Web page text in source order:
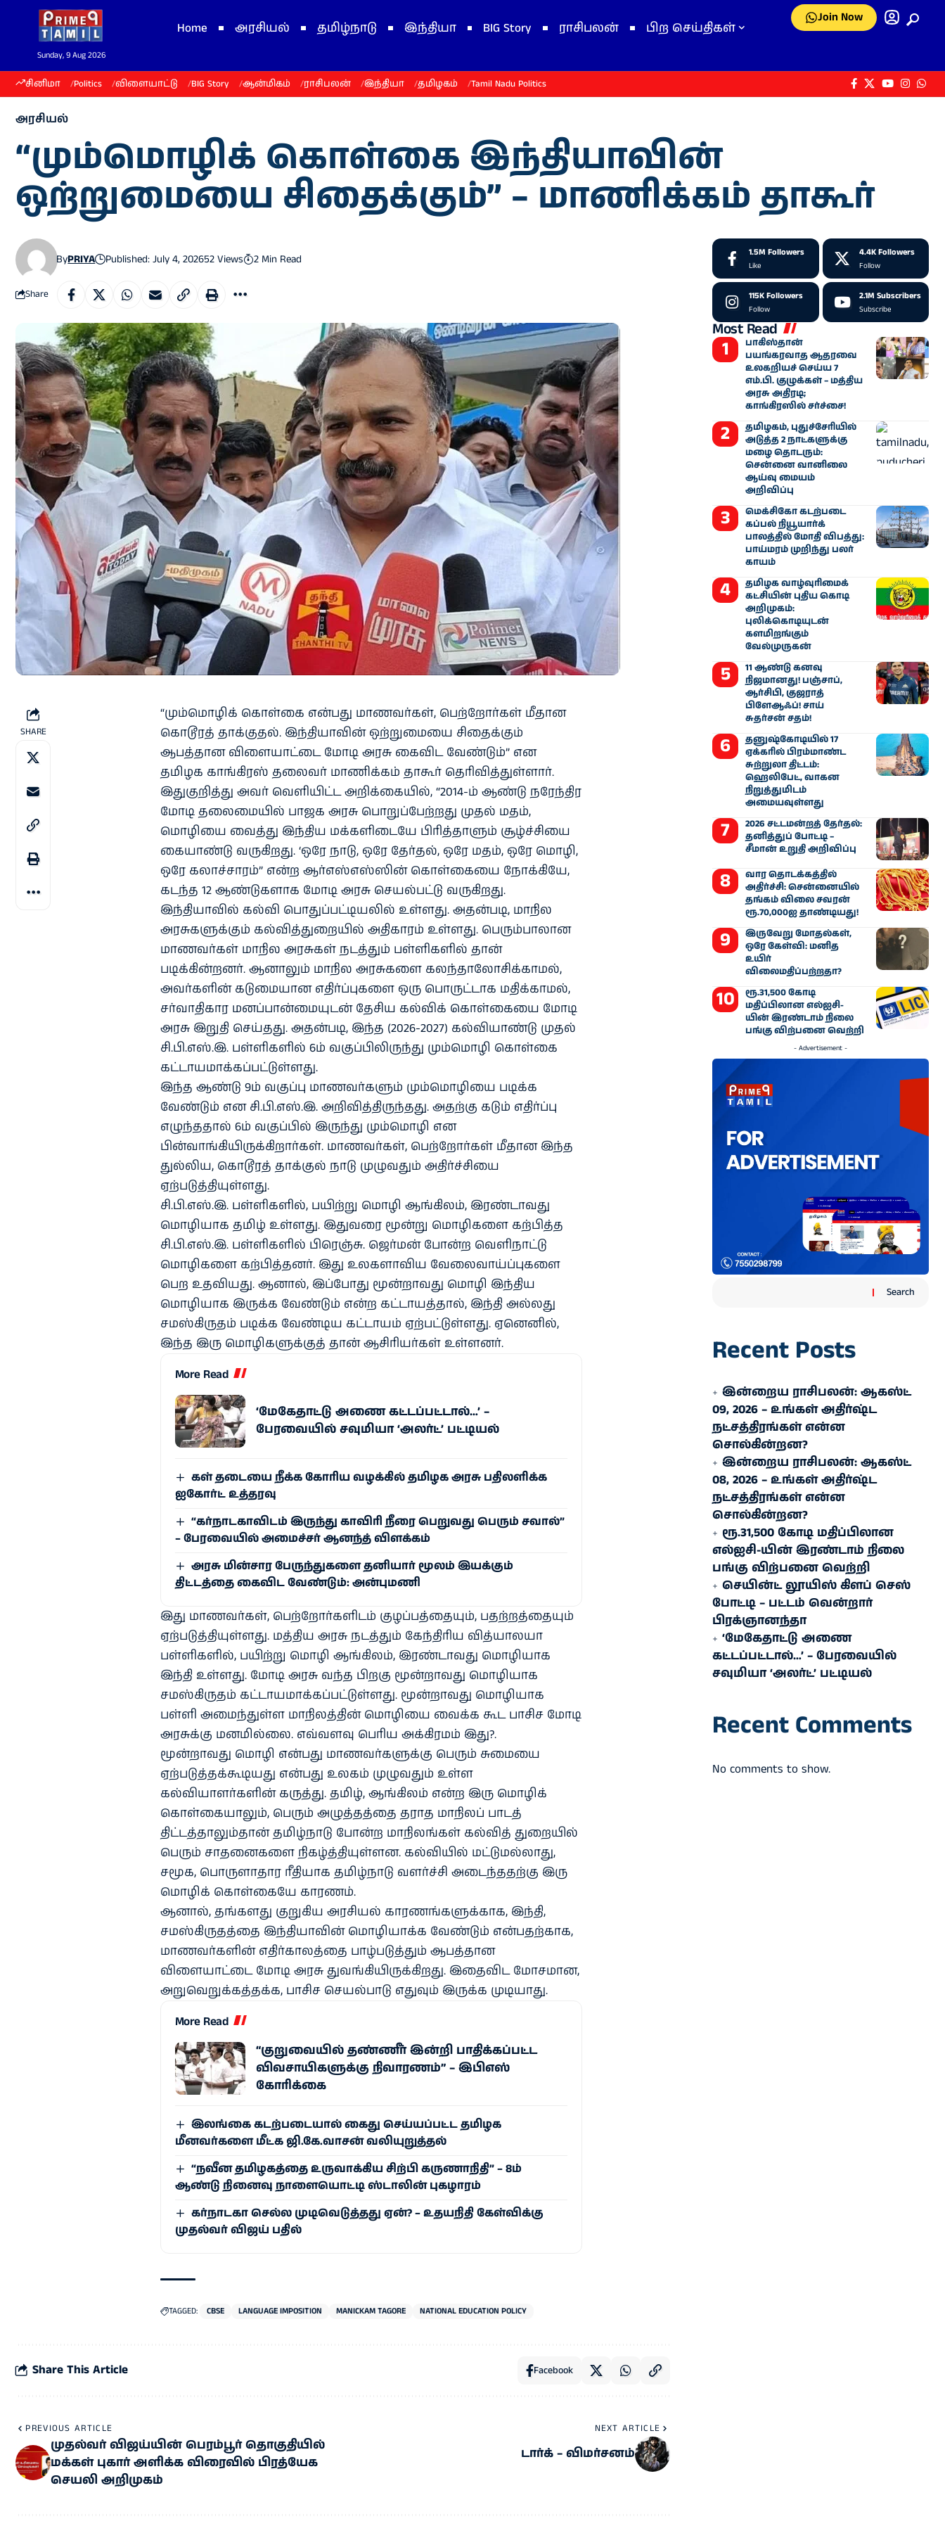
Sunday, 9 Aug 2026
Home அரசியல் தமிழ்நாடு இந்தியா BIG Story ராசிபலன் பிற செய்திகள்
Join Now
சினிமா Politics விளையாட்டு BIG Story ஆன்மிகம் ராசிபலன் இந்தியா தமிழகம் Tamil Nadu Politics
அரசியல்
“மும்மொழிக் கொள்கை இந்தியாவின்
ஒற்றுமையை சிதைக்கும்” – மாணிக்கம் தாகூர்
ByPRIYA Published: July 4, 202652 Views 2 Min Read
Share
SHARE
“மும்மொழிக் கொள்கை என்பது மாணவர்கள், பெற்றோர்கள் மீதான
கொடூரத் தாக்குதல். இந்தியாவின் ஒற்றுமையை சிதைக்கும்
ஆபத்தான விளையாட்டை மோடி அரசு கைவிட வேண்டும்” என
தமிழக காங்கிரஸ் தலைவர் மாணிக்கம் தாகூர் தெரிவித்துள்ளார்.
இதுகுறித்து அவர் வெளியிட்ட அறிக்கையில், “2014-ம் ஆண்டு நரேந்திர
மோடி தலைமையில் பாஜக அரசு பொறுப்பேற்றது முதல் மதம்,
மொழியை வைத்து இந்திய மக்களிடையே பிரித்தாளும் சூழ்ச்சியை
கையாண்டு வருகிறது. ‘ஒரே நாடு, ஒரே தேர்தல், ஒரே மதம், ஒரே மொழி,
ஒரே கலாச்சாரம்” என்ற ஆர்எஸ்எஸ்ஸின் கொள்கையை நோக்கியே,
கடந்த 12 ஆண்டுகளாக மோடி அரசு செயல்பட்டு வருகிறது.
இந்தியாவில் கல்வி பொதுப்பட்டியலில் உள்ளது. அதன்படி, மாநில
அரசுகளுக்கும் கல்வித்துறையில் அதிகாரம் உள்ளது. பெரும்பாலான
மாணவர்கள் மாநில அரசுகள் நடத்தும் பள்ளிகளில் தான்
படிக்கின்றனர். ஆனாலும் மாநில அரசுகளை கலந்தாலோசிக்காமல்,
அவர்களின் கடுமையான எதிர்ப்புகளை ஒரு பொருட்டாக மதிக்காமல்,
சர்வாதிகார மனப்பான்மையுடன் தேசிய கல்விக் கொள்கையை மோடி
அரசு இறுதி செய்தது. அதன்படி, இந்த (2026-2027) கல்வியாண்டு முதல்
சி.பி.எஸ்.இ. பள்ளிகளில் 6ம் வகுப்பிலிருந்து மும்மொழி கொள்கை
கட்டாயமாக்கப்பட்டுள்ளது.
இந்த ஆண்டு 9ம் வகுப்பு மாணவர்களும் மும்மொழியை படிக்க
வேண்டும் என சி.பி.எஸ்.இ. அறிவித்திருந்தது. அதற்கு கடும் எதிர்ப்பு
எழுந்ததால் 6ம் வகுப்பில் இருந்து மும்மொழி என
பின்வாங்கியிருக்கிறார்கள். மாணவர்கள், பெற்றோர்கள் மீதான இந்த
துல்லிய, கொடூரத் தாக்குல் நாடு முழுவதும் அதிர்ச்சியை
ஏற்படுத்தியுள்ளது.
சி.பி.எஸ்.இ. பள்ளிகளில், பயிற்று மொழி ஆங்கிலம், இரண்டாவது
மொழியாக தமிழ் உள்ளது. இதுவரை மூன்று மொழிகளை கற்பித்த
சி.பி.எஸ்.இ. பள்ளிகளில் பிரெஞ்சு. ஜெர்மன் போன்ற வெளிநாட்டு
மொழிகளை கற்பித்தனர். இது உலகளாவிய வேலைவாய்ப்புகளை
பெற உதவியது. ஆனால், இப்போது மூன்றாவது மொழி இந்திய
மொழியாக இருக்க வேண்டும் என்ற கட்டாயத்தால், இந்தி அல்லது
சமஸ்கிருதம் படிக்க வேண்டிய கட்டாயம் ஏற்பட்டுள்ளது. ஏனெனில்,
இந்த இரு மொழிகளுக்குத் தான் ஆசிரியர்கள் உள்ளனர்.
More Read
‘மேகேதாட்டு அணை கட்டப்பட்டால்…’ –
பேரவையில் சவுமியா ‘அலர்ட்’ பட்டியல்
கள் தடையை நீக்க கோரிய வழக்கில் தமிழக அரசு பதிலளிக்க
ஐகோர்ட் உத்தரவு
“கர்நாடகாவிடம் இருந்து காவிரி நீரை பெறுவது பெரும் சவால்”
– பேரவையில் அமைச்சர் ஆனந்த் விளக்கம்
அரசு மின்சார பேருந்துகளை தனியார் மூலம் இயக்கும்
திட்டத்தை கைவிட வேண்டும்: அன்புமணி
இது மாணவர்கள், பெற்றோர்களிடம் குழப்பத்தையும், பதற்றத்தையும்
ஏற்படுத்தியுள்ளது. மத்திய அரசு நடத்தும் கேந்திரிய வித்யாலயா
பள்ளிகளில், பயிற்று மொழி ஆங்கிலம், இரண்டாவது மொழியாக
இந்தி உள்ளது. மோடி அரசு வந்த பிறகு மூன்றாவது மொழியாக
சமஸ்கிருதம் கட்டாயமாக்கப்பட்டுள்ளது. மூன்றாவது மொழியாக
பள்ளி அமைந்துள்ள மாநிலத்தின் மொழியை வைக்க கூட பாசிச மோடி
அரசுக்கு மனமில்லை. எவ்வளவு பெரிய அக்கிரமம் இது?.
மூன்றாவது மொழி என்பது மாணவர்களுக்கு பெரும் சுமையை
ஏற்படுத்தக்கூடியது என்பது உலகம் முழுவதும் உள்ள
கல்வியாளர்களின் கருத்து. தமிழ், ஆங்கிலம் என்ற இரு மொழிக்
கொள்கையாலும், பெரும் அழுத்தத்தை தராத மாநிலப் பாடத்
திட்டத்தாலும்தான் தமிழ்நாடு போன்ற மாநிலங்கள் கல்வித் துறையில்
பெரும் சாதனைகளை நிகழ்த்தியுள்ளன. கல்வியில் மட்டுமல்லாது,
சமூக, பொருளாதார ரீதியாக தமிழ்நாடு வளர்ச்சி அடைந்ததற்கு இரு
மொழிக் கொள்கையே காரணம்.
ஆனால், தங்களது குறுகிய அரசியல் காரணங்களுக்காக, இந்தி,
சமஸ்கிருதத்தை இந்தியாவின் மொழியாக்க வேண்டும் என்பதற்காக,
மாணவர்களின் எதிர்காலத்தை பாழ்படுத்தும் ஆபத்தான
விளையாட்டை மோடி அரசு துவங்கியிருக்கிறது. இதைவிட மோசமான,
அறுவெறுக்கத்தக்க, பாசிச செயல்பாடு எதுவும் இருக்க முடியாது.
More Read
“குறுவையில் தண்ணீர் இன்றி பாதிக்கப்பட்ட
விவசாயிகளுக்கு நிவாரணம்” – இபிஎஸ்
கோரிக்கை
இலங்கை கடற்படையால் கைது செய்யப்பட்ட தமிழக
மீனவர்களை மீட்க ஜி.கே.வாசன் வலியுறுத்தல்
“நவீன தமிழகத்தை உருவாக்கிய சிற்பி கருணாநிதி” – 8ம்
ஆண்டு நினைவு நாளையொட்டி ஸ்டாலின் புகழாரம்
கர்நாடகா செல்ல முடிவெடுத்தது ஏன்? – உதயநிதி கேள்விக்கு
முதல்வர் விஜய் பதில்
TAGGED: CBSE LANGUAGE IMPOSITION MANICKAM TAGORE NATIONAL EDUCATION POLICY
Share This Article Facebook
PREVIOUS ARTICLE
முதல்வர் விஜய்யின் பெரம்பூர் தொகுதியில்
மக்கள் புகார் அளிக்க விரைவில் பிரத்யேக
செயலி அறிமுகம்
NEXT ARTICLE
டார்க் – விமர்சனம்
1.5M Followers
Like
4.4K Followers
Follow
115K Followers
Follow
2.1M Subscribers
Subscribe
Most Read
பாகிஸ்தான்
பயங்கரவாத ஆதரவை
உலகறியச் செய்ய 7
எம்.பி. குழுக்கள் – மத்திய
அரசு அதிரடி;
காங்கிரஸில் சர்ச்சை!
தமிழகம், புதுச்சேரியில்
அடுத்த 2 நாட்களுக்கு
மழை தொடரும்:
சென்னை வானிலை
ஆய்வு மையம்
அறிவிப்பு
மெக்சிகோ கடற்படை
கப்பல் நியூயார்க்
பாலத்தில் மோதி விபத்து:
பாய்மரம் முறிந்து பலர்
காயம்
தமிழக வாழ்வுரிமைக்
கட்சியின் புதிய கொடி
அறிமுகம்:
புலிக்கொடியுடன்
களமிறங்கும்
வேல்முருகன்
11 ஆண்டு கனவு
நிஜமானது! பஞ்சாப்,
ஆர்சிபி, குஜராத்
பிளேஆஃப்! சாய்
சுதர்சன் சதம்!
தனுஷ்கோடியில் 17
ஏக்கரில் பிரம்மாண்ட
சுற்றுலா திட்டம்:
ஹெலிபேட், வாகன
நிறுத்துமிடம்
அமையவுள்ளது
2026 சட்டமன்றத் தேர்தல்:
தனித்துப் போட்டி –
சீமான் உறுதி அறிவிப்பு
வார தொடக்கத்தில்
அதிர்ச்சி: சென்னையில்
தங்கம் விலை சவரன்
ரூ.70,000ஐ தாண்டியது!
இருவேறு மோதல்கள்,
ஒரே கேள்வி: மனித
உயிர்
விலைமதிப்பற்றதா?
ரூ.31,500 கோடி
மதிப்பிலான எல்ஐசி-​
யின் இரண்​டாம் நிலை
பங்கு விற்பனை வெற்றி
- Advertisement -
Search
Recent Posts
இன்றைய ராசிபலன்: ஆகஸ்ட்
09, 2026 – உங்கள் அதிர்ஷ்ட
நட்சத்திரங்கள் என்ன
சொல்கின்றன?
இன்றைய ராசிபலன்: ஆகஸ்ட்
08, 2026 – உங்கள் அதிர்ஷ்ட
நட்சத்திரங்கள் என்ன
சொல்கின்றன?
ரூ.31,500 கோடி மதிப்பிலான
எல்ஐசி-​யின் இரண்​டாம் நிலை
பங்கு விற்பனை வெற்றி
செயின்ட் லூயிஸ் கிளப் செஸ்
போட்டி – பட்டம் வென்றார்
பிரக்ஞானந்தா
‘மேகேதாட்டு அணை
கட்டப்பட்டால்…’ – பேரவையில்
சவுமியா ‘அலர்ட்’ பட்டியல்
Recent Comments
No comments to show.